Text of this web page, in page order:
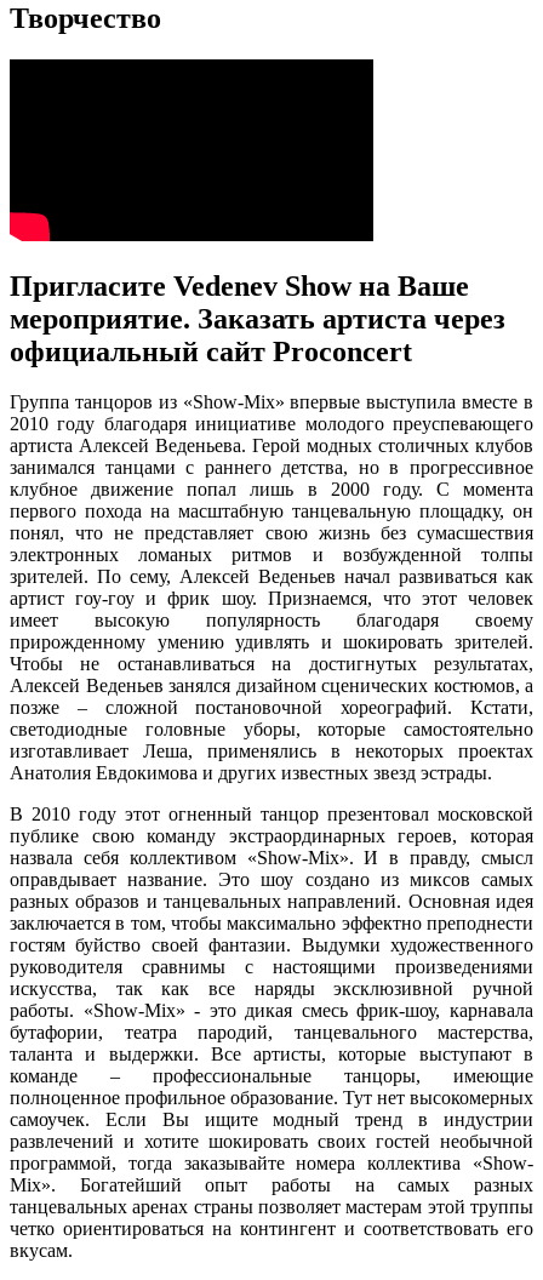
Творчество
Пригласите Vedenev Show на Ваше
мероприятие. Заказать артиста через
официальный сайт Proconcert
Группа танцоров из «Show-Mix» впервые выступила вместе в
2010 году благодаря инициативе молодого преуспевающего
артиста Алексей Веденьева. Герой модных столичных клубов
занимался танцами с раннего детства, но в прогрессивное
клубное движение попал лишь в 2000 году. С момента
первого похода на масштабную танцевальную площадку, он
понял, что не представляет свою жизнь без сумасшествия
электронных ломаных ритмов и возбужденной толпы
зрителей. По сему, Алексей Веденьев начал развиваться как
артист гоу-гоу и фрик шоу. Признаемся, что этот человек
имеет высокую популярность благодаря своему
прирожденному умению удивлять и шокировать зрителей.
Чтобы не останавливаться на достигнутых результатах,
Алексей Веденьев занялся дизайном сценических костюмов, а
позже – сложной постановочной хореографий. Кстати,
светодиодные головные уборы, которые самостоятельно
изготавливает Леша, применялись в некоторых проектах
Анатолия Евдокимова и других известных звезд эстрады.
В 2010 году этот огненный танцор презентовал московской
публике свою команду экстраординарных героев, которая
назвала себя коллективом «Show-Mix». И в правду, смысл
оправдывает название. Это шоу создано из миксов самых
разных образов и танцевальных направлений. Основная идея
заключается в том, чтобы максимально эффектно преподнести
гостям буйство своей фантазии. Выдумки художественного
руководителя сравнимы с настоящими произведениями
искусства, так как все наряды эксклюзивной ручной
работы. «Show-Mix» - это дикая смесь фрик-шоу, карнавала
бутафории, театра пародий, танцевального мастерства,
таланта и выдержки. Все артисты, которые выступают в
команде – профессиональные танцоры, имеющие
полноценное профильное образование. Тут нет высокомерных
самоучек. Если Вы ищите модный тренд в индустрии
развлечений и хотите шокировать своих гостей необычной
программой, тогда заказывайте номера коллектива «Show-
Mix». Богатейший опыт работы на самых разных
танцевальных аренах страны позволяет мастерам этой труппы
четко ориентироваться на контингент и соответствовать его
вкусам.